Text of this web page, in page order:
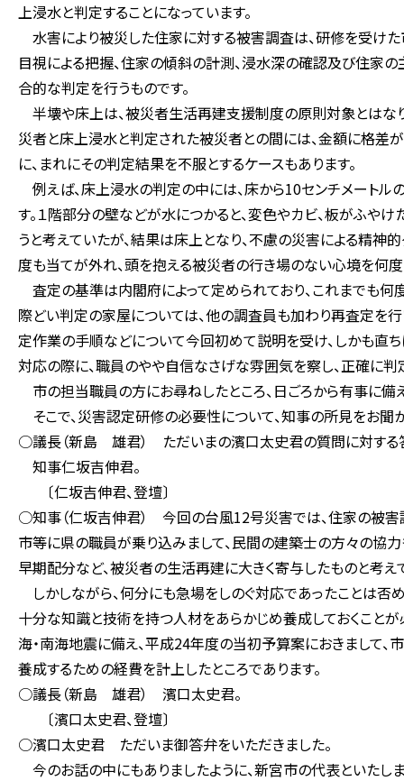
上浸水と判定することになっています。
水害により被災した住家に対する被害調査は、研修を受け
目視による把握、住家の傾斜の計測、浸水深の確認及び住家
合的な判定を行うものです。
半壊や床上は、被災者生活再建支援制度の原則対象とはな
災者と床上浸水と判定された被災者との間には、金額に格差
に、まれにその判定結果を不服とするケースもあります。
例えば、床上浸水の判定の中には、床から10センチメートル
す。１階部分の壁などが水につかると、変色やカビ、板がふや
うと考えていたが、結果は床上となり、不慮の災害による精神
度も当てが外れ、頭を抱える被災者の行き場のない心境を何度
査定の基準は内閣府によって定められており、これまでも何
際どい判定の家屋については、他の調査員も加わり再査定を
定作業の手順などについて今回初めて説明を受け、しかも直
対応の際に、職員のやや自信なさげな雰囲気を察し、正確に
市の担当職員の方にお尋ねしたところ、日ごろから有事に
そこで、災害認定研修の必要性について、知事の所見をお聞
○議長（新島 雄君） ただいまの濱口太史君の質問に対する
知事仁坂吉伸君。
〔仁坂吉伸君、登壇〕
○知事（仁坂吉伸君） 今回の台風12号災害では、住家の被
市等に県の職員が乗り込みまして、民間の建築士の方々の協
早期配分など、被災者の生活再建に大きく寄与したものと考え
しかしながら、何分にも急場をしのぐ対応であったことは
十分な知識と技術を持つ人材をあらかじめ養成しておくことが
海・南海地震に備え、平成24年度の当初予算案におきまして
養成するための経費を計上したところであります。
○議長（新島 雄君） 濱口太史君。
〔濱口太史君、登壇〕
○濱口太史君 ただいま御答弁をいただきました。
今のお話の中にもありましたように、新宮市の代表といたし